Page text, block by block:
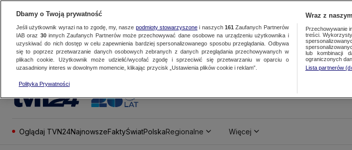
Oglądaj TVN24NajnowszeFaktyŚwiatPolskaRegionalne Więcej
Dbamy o Twoją prywatność
Jeśli użytkownik wyrazi na to zgodę, my, nasze podmioty stowarzyszonei naszych 161 Zaufanych Partnerów
IAB oraz 30innych Zaufanych Partnerów może przechowywać dane osobowe na urządzeniu użytkownika i
uzyskiwać do nich dostęp w celu zapewnienia bardziej spersonalizowanego sposobu przeglądania. Odbywa
się to poprzez przetwarzanie danych osobowych zebranych z danych przeglądania przechowywanych w
plikach cookie. Użytkownik może udzielić/wycofać zgodę i sprzeciwić się przetwarzaniu w oparciu o
uzasadniony interes w dowolnym momencie, klikając przycisk „Ustawienia plików cookie i reklam”.
Polityka Prywatności
Wraz z
Przechowywanie
treści.
lub kombinacji
ograniczonych
Lista partnerów